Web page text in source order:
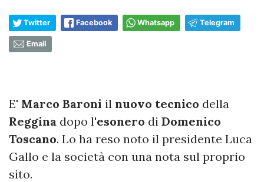
Twitter Facebook Whatsapp Telegram
Email
E' Marco Baroni il nuovo tecnico della
Reggina dopo l'esonero di Domenico
Toscano. Lo ha reso noto il presidente Luca
Gallo e la società con una nota sul proprio
sito.